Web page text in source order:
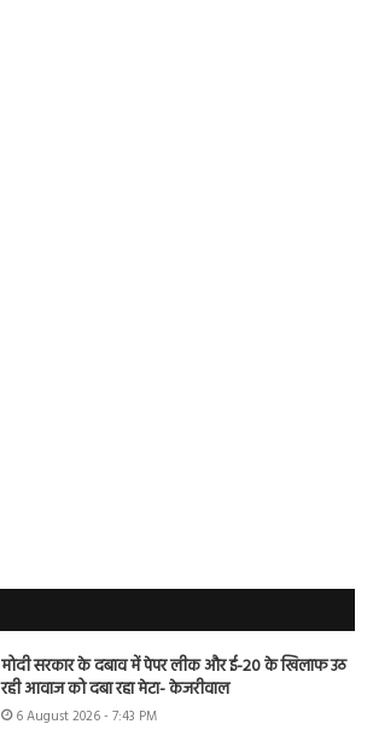
मोदी सरकार के दबाव में पेपर लीक और ई-20 के खिलाफ उठ
रही आवाज को दबा रहा मेटा- केजरीवाल
6 August 2026 - 7:43 PM